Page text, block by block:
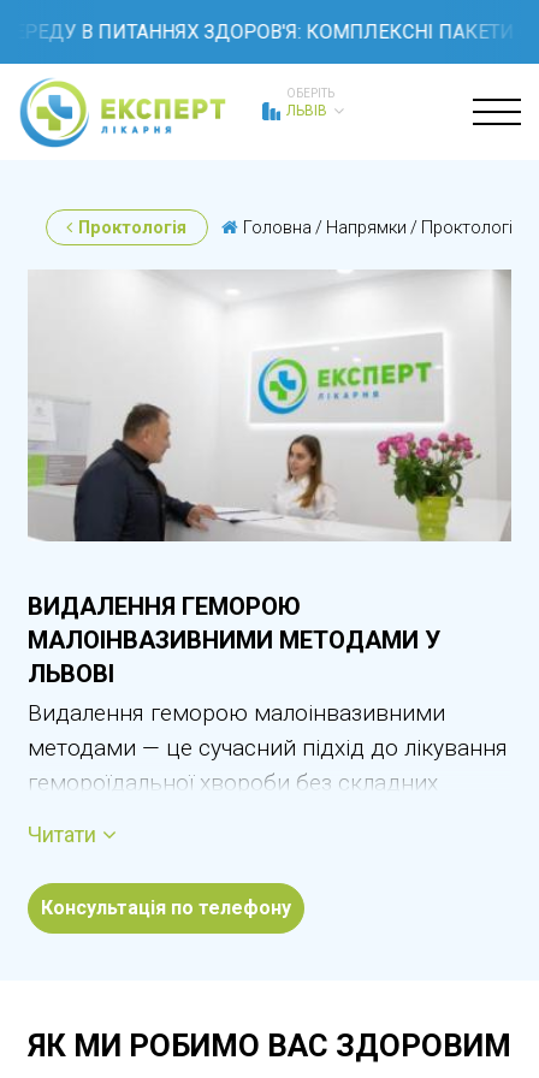
В ПИТАННЯХ ЗДОРОВ'Я: КОМПЛЕКСНІ ПАКЕТИ
ОБЕРІТЬ
ЛЬВІВ
Проктологія Головна / Напрямки / Проктологія
ВИДАЛЕННЯ ГЕМОРОЮ
МАЛОІНВАЗИВНИМИ МЕТОДАМИ У
ЛЬВОВІ
Видалення геморою малоінвазивними
методами — це сучасний підхід до лікування
гемороїдальної хвороби без складних
внутрішні й зовнішні гемороїдальні вузли з
мінімальним дискомфортом для пацієнта. У
геморою відповідно до міжнародних
стандартів проктології.
Читати
Консультація по телефону
ЯК МИ РОБИМО ВАС ЗДОРОВИМ